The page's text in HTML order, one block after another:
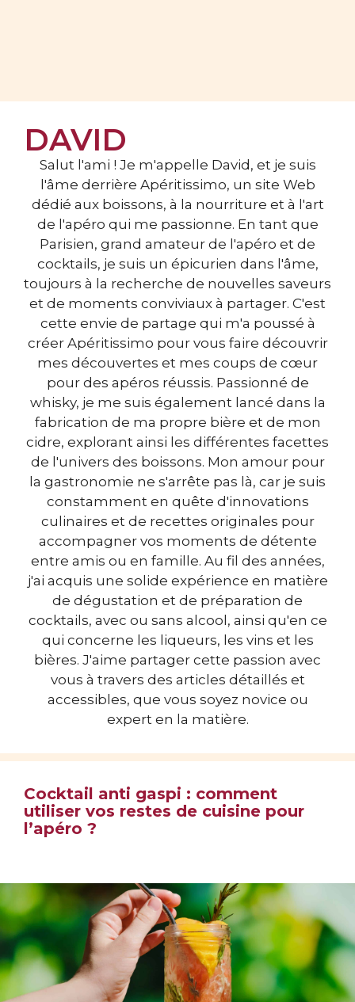
DAVID
Salut l'ami ! Je m'appelle David, et je suis
l'âme derrière Apéritissimo, un site Web
dédié aux boissons, à la nourriture et à l'art
de l'apéro qui me passionne. En tant que
Parisien, grand amateur de l'apéro et de
cocktails, je suis un épicurien dans l'âme,
toujours à la recherche de nouvelles saveurs
et de moments conviviaux à partager. C'est
cette envie de partage qui m'a poussé à
créer Apéritissimo pour vous faire découvrir
mes découvertes et mes coups de cœur
pour des apéros réussis. Passionné de
whisky, je me suis également lancé dans la
fabrication de ma propre bière et de mon
cidre, explorant ainsi les différentes facettes
de l'univers des boissons. Mon amour pour
la gastronomie ne s'arrête pas là, car je suis
constamment en quête d'innovations
culinaires et de recettes originales pour
accompagner vos moments de détente
entre amis ou en famille. Au fil des années,
j'ai acquis une solide expérience en matière
de dégustation et de préparation de
cocktails, avec ou sans alcool, ainsi qu'en ce
qui concerne les liqueurs, les vins et les
bières. J'aime partager cette passion avec
vous à travers des articles détaillés et
accessibles, que vous soyez novice ou
expert en la matière.
Cocktail anti gaspi : comment
utiliser vos restes de cuisine pour
l’apéro ?